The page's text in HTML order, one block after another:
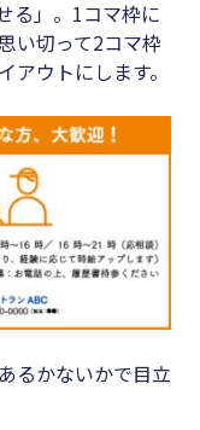
る」。1コマ枠に
い切って2コマ枠
ウトにします。
るかないかで目立